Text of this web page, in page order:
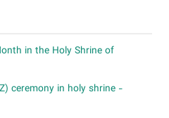
in the Holy Shrine of
ceremony in holy shrine -